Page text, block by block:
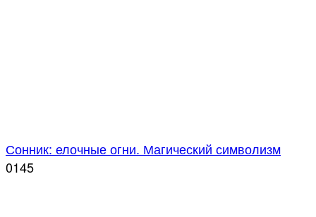
Сонник: елочные огни. Магический символизм
0145